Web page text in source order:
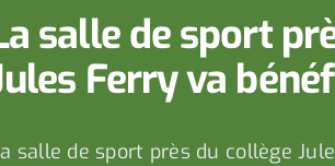
salle de sport
Ferry va
salle de sport près du collège